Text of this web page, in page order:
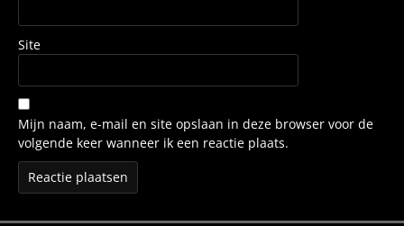
Site
Mijn naam, e-mail en site opslaan in deze browser voor de
volgende keer wanneer ik een reactie plaats.